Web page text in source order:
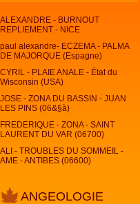
ALEXANDRE - BURNOUT
REPLIEMENT - NICE
paul alexandre- ECZEMA - PALMA
DE MAJORQUE (Espagne)
CYRIL - PLAIE ANALE - État du
Wisconsin (USA)
JOSE - ZONA DU BASSIN - JUAN
LES PINS (06&§à)
FREDERIQUE - ZONA - SAINT
LAURENT DU VAR (06700)
ALI - TROUBLES DU SOMMEIL -
AME - ANTIBES (06600)
ANGEOLOGIE